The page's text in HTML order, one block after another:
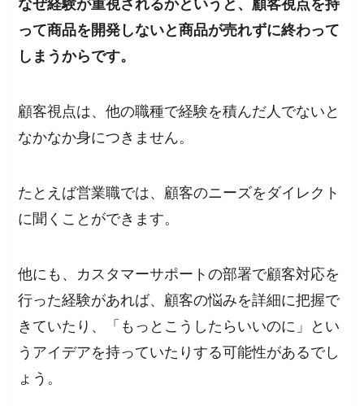
なぜ経験が重視されるかというと、顧客視点を持
って商品を開発しないと商品が売れずに終わって
しまうからです。
顧客視点は、他の職種で経験を積んだ人でないと
なかなか身につきません。
たとえば営業職では、顧客のニーズをダイレクト
に聞くことができます。
他にも、カスタマーサポートの部署で顧客対応を
行った経験があれば、顧客の悩みを詳細に把握で
きていたり、「もっとこうしたらいいのに」とい
うアイデアを持っていたりする可能性があるでし
ょう。